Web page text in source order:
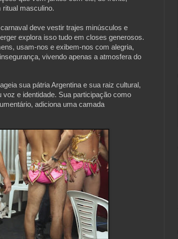
masculino.
deve vestir trajes minúsculos e
explora isso tudo em closes generosos.
usam-nos e exibem-nos com alegria,
vivendo apenas a atmosfera do
sua pátria Argentina e sua raiz cultural,
e identidade. Sua participação como
adiciona uma camada